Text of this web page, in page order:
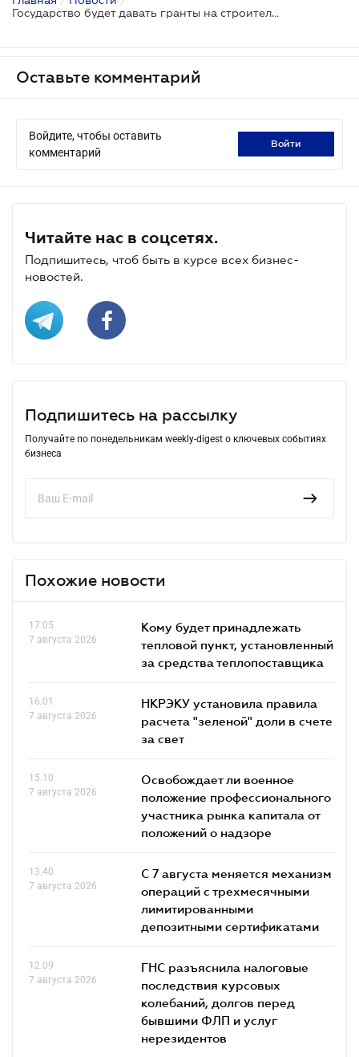
Государство будет давать гранты на строительство овощехранилищ и фруктохранилищ — но с жесткими условиями на пять лет
Оставьте комментарий
Войдите, чтобы оставить
комментарий
войти
Читайте нас в соцсетях.
Подпишитесь, чтоб быть в курсе всех бизнес-
новостей.
Подпишитесь на рассылку
Получайте по понедельникам weekly-digest о ключевых событиях
бизнеса
Похожие новости
17.05
7 августа 2026
Кому будет принадлежать
тепловой пункт, установленный
за средства теплопоставщика
16.01
7 августа 2026
НКРЭКУ установила правила
расчета "зеленой" доли в счете
за свет
15.10
7 августа 2026
Освобождает ли военное
положение профессионального
участника рынка капитала от
положений о надзоре
13.40
7 августа 2026
С 7 августа меняется механизм
операций с трехмесячными
лимитированными
депозитными сертификатами
12.09
7 августа 2026
ГНС разъяснила налоговые
последствия курсовых
колебаний, долгов перед
бывшими ФЛП и услуг
нерезидентов